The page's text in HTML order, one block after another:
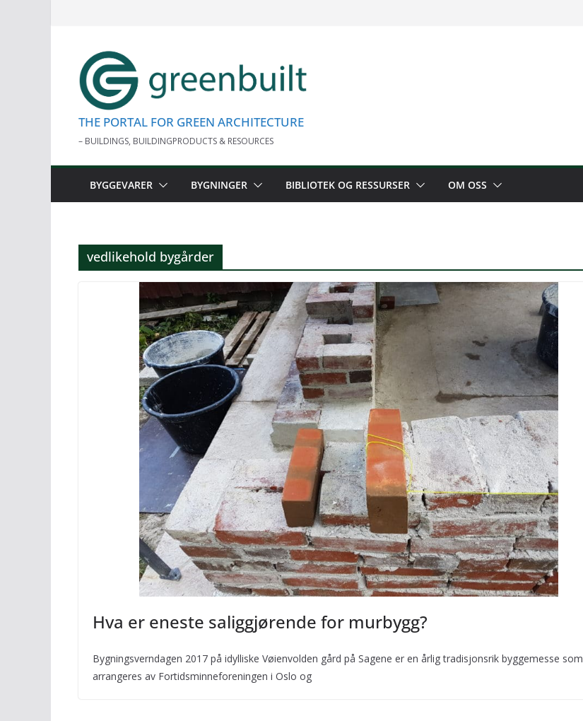
THE PORTAL FOR GREEN ARCHITECTURE
– BUILDINGS, BUILDINGPRODUCTS & RESOURCES
BYGGEVARER BYGNINGER BIBLIOTEK OG RESSURSER OM OSS
vedlikehold bygårder
Hva er eneste saliggjørende for murbygg?
Bygningsverndagen 2017 på idylliske Vøienvolden gård på Sagene er en årlig tradisjonsrik byggemesse som
arrangeres av Fortidsminneforeningen i Oslo og